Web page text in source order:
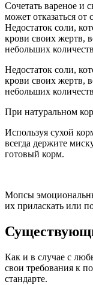
Сочетать вареное и
может отказаться от
Недостаток соли,
крови своих жертв,
небольших
Недостаток соли,
крови своих жертв,
небольших
При натуральном
Используя сухой
всегда держите
готовый корм.
Мопсы
их приласкать или
Как и в случае с
свои требования к
стандарте.